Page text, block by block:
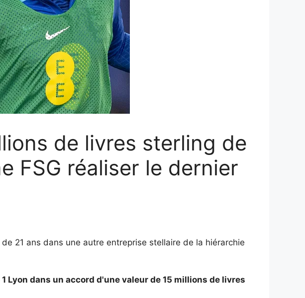
de livres sterling de
FSG réaliser le dernier
21 ans dans une autre entreprise stellaire de la hiérarchie
Lyon dans un accord d'une valeur de 15 millions de livres